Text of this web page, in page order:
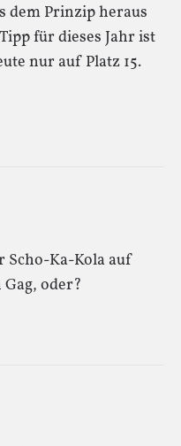
dem Prinzip heraus
für dieses Jahr ist
nur auf Platz 15.
Scho-Ka-Kola auf
oder?